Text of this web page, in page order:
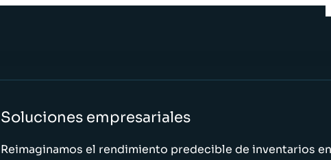
Soluciones empresariales
Reimaginamos el rendimiento predecible de inventarios en